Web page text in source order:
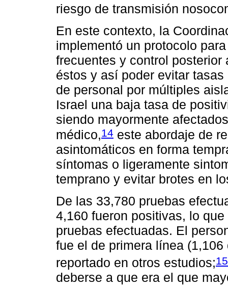
riesgo de transmisión
En este contexto, la
implementó un protocolo
frecuentes y control
éstos y así poder evitar
de personal por múltiples
Israel una baja tasa de
siendo mayormente
médico,14 este abordaje de
asintomáticos en forma
síntomas o ligeramente
temprano y evitar brotes en
De las 33,780 pruebas
4,160 fueron positivas, lo
pruebas efectuadas. El
fue el de primera línea
reportado en otros estudios;15
deberse a que era el que